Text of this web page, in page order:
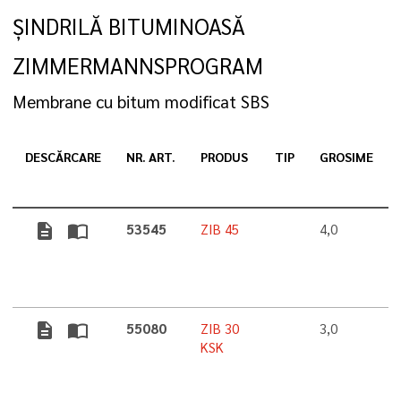
ȘINDRILĂ BITUMINOASĂ
ZIMMERMANNSPROGRAM
Membrane cu bitum modificat SBS
DESCĂRCARE NR. ART. PRODUS TIP GROSIME
description import_contacts 53545 ZIB 45 4,0
description import_contacts 55080
ZIB 30
KSK
3,0